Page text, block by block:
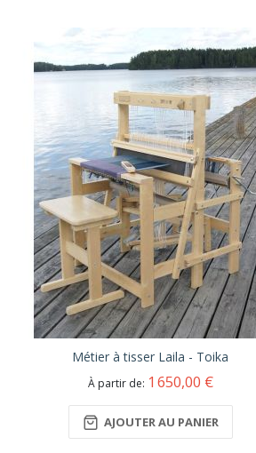
Métier à tisser Laila - Toika
À partir de 1 650,00 €
AJOUTER AU PANIER